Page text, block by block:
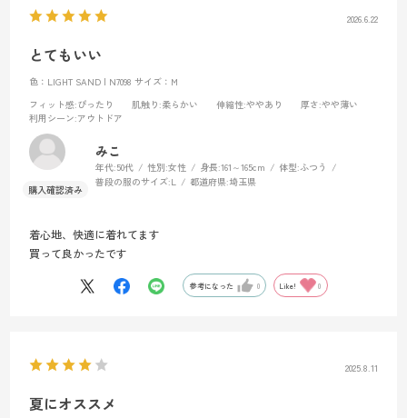
2026.6.22
とてもいい
色：LIGHT SAND | N7098 サイズ：M
フィット感:ぴったり 肌触り :柔らかい 伸縮性:ややあり 厚さ:やや薄い
利用シーン:アウトドア
みこ
年代:50代 性別:女性 身長:161～165cm 体型:ふつう
普段の服のサイズ:L 都道府県:埼玉県
着心地、快適に着れてます
買って良かったです
参考になった 0 Like! 0
2025.8.11
夏にオススメ